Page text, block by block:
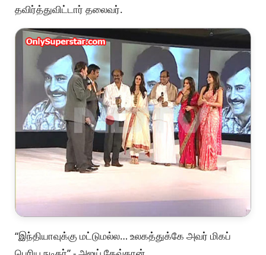
தவிர்த்துவிட்டார் தலைவர்.
“இந்தியாவுக்கு மட்டுமல்ல… உலகத்துக்கே அவர் மிகப்